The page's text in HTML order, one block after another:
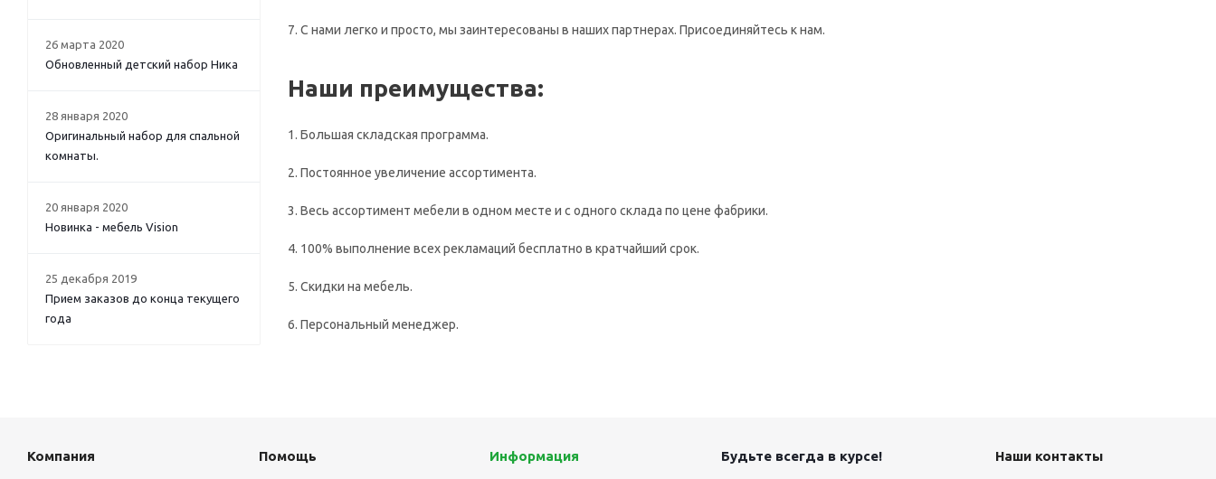
7. С нами легко и просто, мы заинтересованы в наших партнерах. Присоединяйтесь к нам.
Наши преимущества:
1. Большая складская программа.
2. Постоянное увеличение ассортимента.
3. Весь ассортимент мебели в одном месте и с одного склада по цене фабрики.
4. 100% выполнение всех рекламаций бесплатно в кратчайший срок.
5. Скидки на мебель.
6. Персональный менеджер.
26 марта 2020
Обновленный детский набор Ника
28 января 2020
Оригинальный набор для спальной
комнаты.
20 января 2020
Новинка - мебель Vision
25 декабря 2019
Прием заказов до конца текущего
года
Компания Помощь Информация Будьте всегда в курсе! Наши контакты